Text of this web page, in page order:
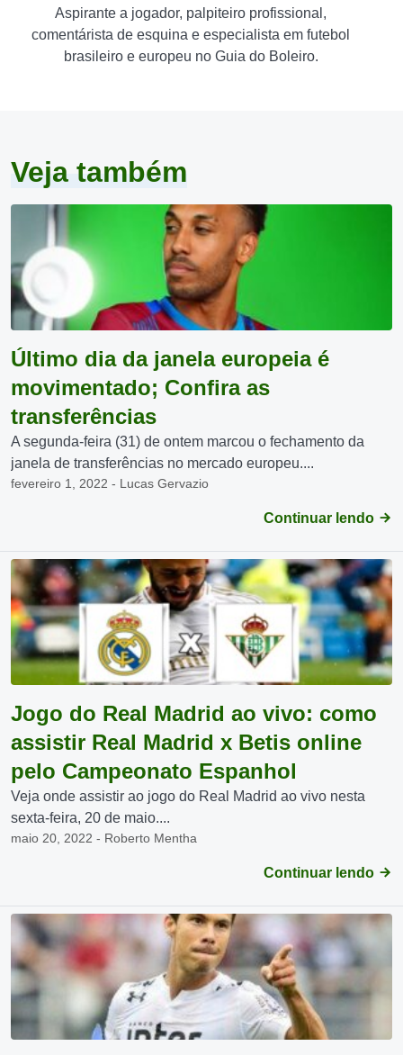
Aspirante a jogador, palpiteiro profissional,
comentárista de esquina e especialista em futebol
brasileiro e europeu no Guia do Boleiro.
Veja também
Último dia da janela europeia é
movimentado; Confira as
transferências
A segunda-feira (31) de ontem marcou o fechamento da
janela de transferências no mercado europeu....
fevereiro 1, 2022 - Lucas Gervazio
Continuar lendo
Jogo do Real Madrid ao vivo: como
assistir Real Madrid x Betis online
pelo Campeonato Espanhol
Veja onde assistir ao jogo do Real Madrid ao vivo nesta
sexta-feira, 20 de maio....
maio 20, 2022 - Roberto Mentha
Continuar lendo